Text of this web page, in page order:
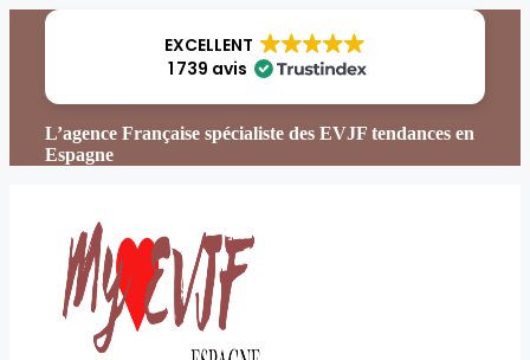
Aller
EXCELLENT
1 739 avis
L’agence Française spécialiste des EVJF tendances en
Espagne